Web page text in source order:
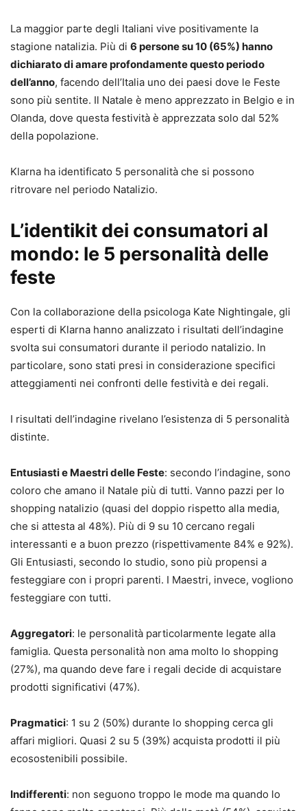
La maggior parte degli Italiani vive positivamente la
stagione natalizia. Più di 6 persone su 10 (65%) hanno
dichiarato di amare profondamente questo periodo
dell’anno, facendo dell’Italia uno dei paesi dove le Feste
sono più sentite. Il Natale è meno apprezzato in Belgio e in
Olanda, dove questa festività è apprezzata solo dal 52%
della popolazione.
Klarna ha identificato 5 personalità che si possono
ritrovare nel periodo Natalizio.
L’identikit dei consumatori al
mondo: le 5 personalità delle
feste
Con la collaborazione della psicologa Kate Nightingale, gli
esperti di Klarna hanno analizzato i risultati dell’indagine
svolta sui consumatori durante il periodo natalizio. In
particolare, sono stati presi in considerazione specifici
atteggiamenti nei confronti delle festività e dei regali.
I risultati dell’indagine rivelano l’esistenza di 5 personalità
distinte.
Entusiasti e Maestri delle Feste: secondo l’indagine, sono
coloro che amano il Natale più di tutti. Vanno pazzi per lo
shopping natalizio (quasi del doppio rispetto alla media,
che si attesta al 48%). Più di 9 su 10 cercano regali
interessanti e a buon prezzo (rispettivamente 84% e 92%).
Gli Entusiasti, secondo lo studio, sono più propensi a
festeggiare con i propri parenti. I Maestri, invece, vogliono
festeggiare con tutti.
Aggregatori: le personalità particolarmente legate alla
famiglia. Questa personalità non ama molto lo shopping
(27%), ma quando deve fare i regali decide di acquistare
prodotti significativi (47%).
Pragmatici: 1 su 2 (50%) durante lo shopping cerca gli
affari migliori. Quasi 2 su 5 (39%) acquista prodotti il più
ecosostenibili possibile.
Indifferenti: non seguono troppo le mode ma quando lo